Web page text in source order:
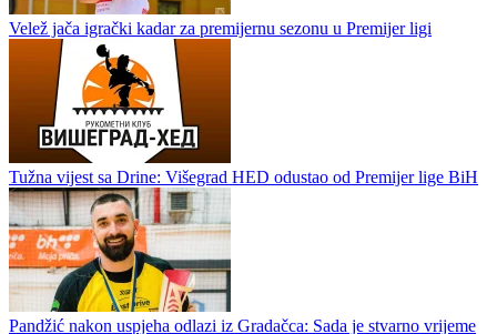
Velež jača igrački kadar za premijernu sezonu u Premijer ligi
Tužna vijest sa Drine: Višegrad HED odustao od Premijer lige BiH
Pandžić nakon uspjeha odlazi iz Gradačca: Sada je stvarno vrijeme